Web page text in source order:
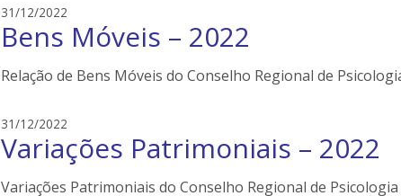
i
r
31/12/2022e
d
o
i
l
e
r
Bens Móveis – 2022
Relação de Bens Móveis do Conselho Regional de
31/12/2022e
d
s
o
Variações Patrimoniais – 2022
Variações Patrimoniais do Conselho Regional de